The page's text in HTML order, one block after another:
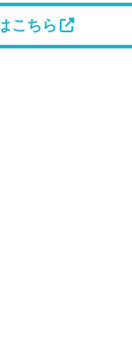
こちら